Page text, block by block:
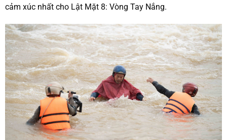
cảm xúc nhất cho Lật Mặt 8: Vòng Tay Nắng.